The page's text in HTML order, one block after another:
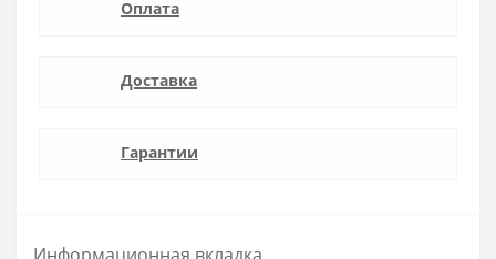
Оплата
Доставка
Гарантии